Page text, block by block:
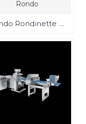
Rondo
Rondo Rondinette Tezgah üstü kruvasan sarma makinası